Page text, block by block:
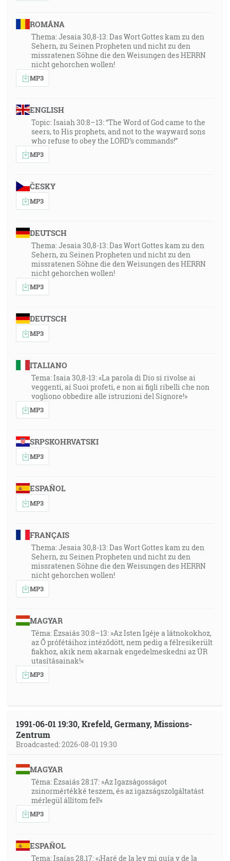
ROMÂNA
Thema: Jesaia 30,8-13: Das Wort Gottes kam zu den
Sehern, zu Seinen Propheten und nicht zu den
missratenen Söhne die den Weisungen des HERRN
nicht gehorchen wollen!
MP3
ENGLISH
Topic: Isaiah 30:8–13: “The Word of God came to the
seers, to His prophets, and not to the wayward sons
who refuse to obey the LORD’s commands!”
MP3
ČESKY
MP3
DEUTSCH
Thema: Jesaia 30,8-13: Das Wort Gottes kam zu den
Sehern, zu Seinen Propheten und nicht zu den
missratenen Söhne die den Weisungen des HERRN
nicht gehorchen wollen!
MP3
DEUTSCH
MP3
ITALIANO
Tema: Isaia 30,8-13: «La parola di Dio si rivolse ai
veggenti, ai Suoi profeti, e non ai figli ribelli che non
vogliono obbedire alle istruzioni del Signore!»
MP3
SRPSKOHRVATSKI
MP3
ESPAÑOL
MP3
FRANÇAIS
Thema: Jesaia 30,8-13: Das Wort Gottes kam zu den
Sehern, zu Seinen Propheten und nicht zu den
missratenen Söhne die den Weisungen des HERRN
nicht gehorchen wollen!
MP3
MAGYAR
Téma: Ézsaiás 30:8–13: »Az Isten Igéje a látnokokhoz,
az Ő prófétáihoz intéződött, nem pedig a félresikerült
fiakhoz, akik nem akarnak engedelmeskedni az ÚR
utasításainak!«
MP3
1991-06-01 19:30, Krefeld, Germany, Missions-
Zentrum
Broadcasted: 2026-08-01 19:30
MAGYAR
Téma: Ézsaiás 28:17: »Az Igazságosságot
zsinormértékké teszem, és az igazságszolgáltatást
mérlegül állítom fel!«
MP3
ESPAÑOL
Tema: Isaías 28,17: «¡Haré de la ley mi guía y de la